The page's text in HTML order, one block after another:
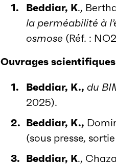
Beddiar, K.,
la perméabilité à
osmose (Réf. :
Ouvrages scientifique
Beddiar, K., du
2025).
Beddiar, K.,
(sous presse,
Beddiar, K.,